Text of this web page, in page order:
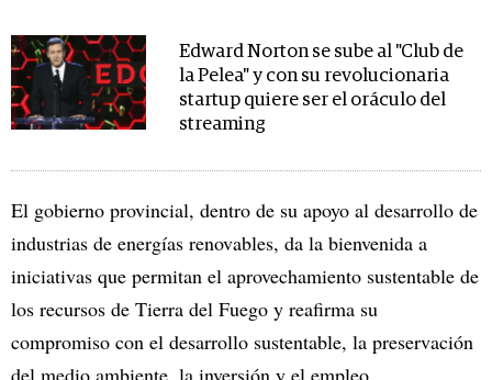
Edward Norton se sube al "Club de
la Pelea" y con su revolucionaria
startup quiere ser el oráculo del
streaming
El gobierno provincial, dentro de su apoyo al desarrollo de
industrias de energías renovables, da la bienvenida a
iniciativas que permitan el aprovechamiento sustentable de
los recursos de Tierra del Fuego y reafirma su
compromiso con el desarrollo sustentable, la preservación
del medio ambiente, la inversión y el empleo.